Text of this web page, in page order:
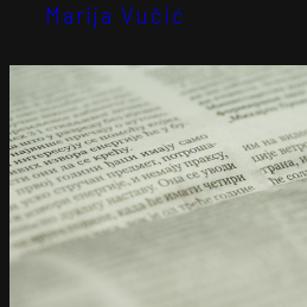
Marija Vučić